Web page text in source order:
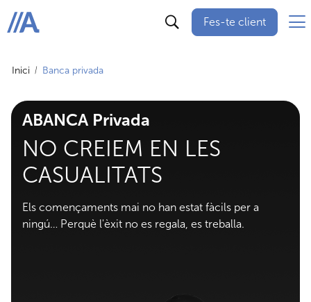
ABANCA
Fes-te client
Inici Banca privada
ABANCA Privada
NO CREIEM EN LES
CASUALITATS
Els començaments mai no han estat fàcils per a
ningú… Perquè l'èxit no es regala, es treballa.